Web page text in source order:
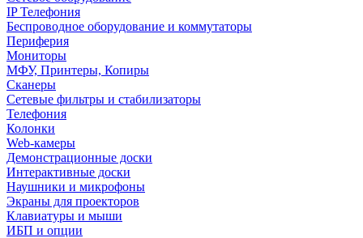
IP Телефония
Беспроводное оборудование и коммутаторы
Периферия
Мониторы
МФУ, Принтеры, Копиры
Сканеры
Сетевые фильтры и стабилизаторы
Телефония
Колонки
Web-камеры
Демонстрационные доски
Интерактивные доски
Наушники и микрофоны
Экраны для проекторов
Клавиатуры и мыши
ИБП и опции